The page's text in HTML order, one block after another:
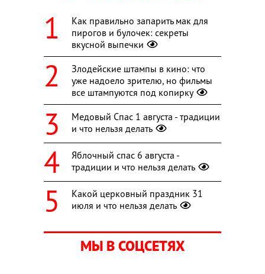
Как правильно запарить мак для
пирогов и булочек: секреты
вкусной выпечки
Злодейские штампы в кино: что
уже надоело зрителю, но фильмы
все штампуются под копирку
Медовый Спас 1 августа - традиции
и что нельзя делать
Яблочный спас 6 августа -
традиции и что нельзя делать
Какой церковный праздник 31
июля и что нельзя делать
МЫ В СОЦСЕТЯХ